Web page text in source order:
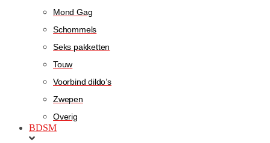
Mond Gag
Schommels
Seks pakketten
Touw
Voorbind dildo’s
Zwepen
Overig
BDSM